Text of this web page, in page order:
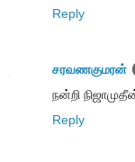
Reply
சரவணகுமரன்
நன்றி
Reply